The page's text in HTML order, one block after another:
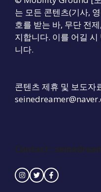
는 모든 콘텐츠(기사,
호를 받는 바, 무단 전
지합니다. 이를 어길
니다.
콘텐츠 제휴 및 보도자
Contact :